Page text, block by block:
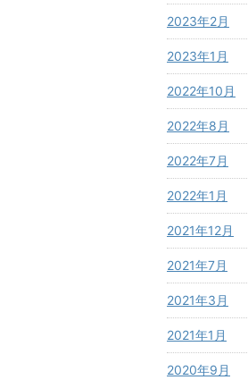
2023年2月
2023年1月
2022年10月
2022年8月
2022年7月
2022年1月
2021年12月
2021年7月
2021年3月
2021年1月
2020年9月